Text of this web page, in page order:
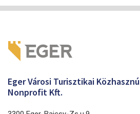
Eger Városi Turisztikai Közhasznú
Nonprofit Kft.